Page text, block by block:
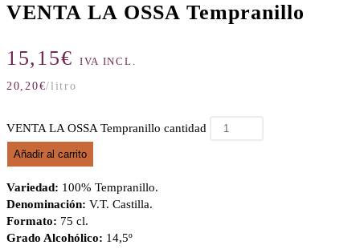
VENTA LA OSSA Tempranillo
15,15€ IVA INCL.
20,20€/litro
VENTA LA OSSA Tempranillo cantidad
Añadir al carrito
Variedad: 100% Tempranillo.
Denominación: V.T. Castilla.
Formato: 75 cl.
Grado Alcohólico: 14,5º